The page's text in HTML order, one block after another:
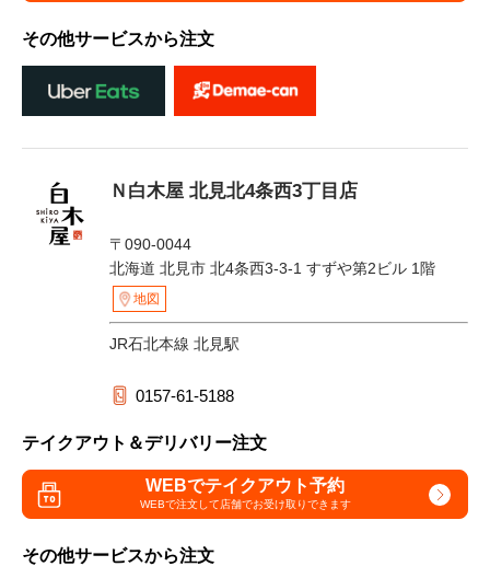
その他サービスから注文
Ｎ白木屋 北見北4条西3丁目店
〒090-0044
北海道 北見市 北4条西3-3-1 すずや第2ビル 1階
地図
JR石北本線 北見駅
0157-61-5188
テイクアウト＆デリバリー注文
WEBでテイクアウト予約
WEBで注文して店舗でお受け取りできます
その他サービスから注文